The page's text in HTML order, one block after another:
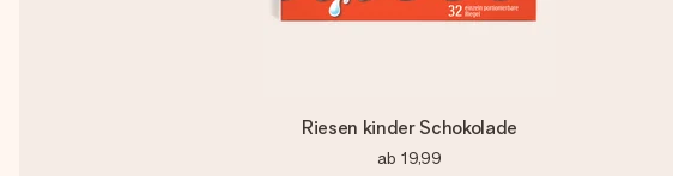
Riesen kinder Schokolade
ab 19,99